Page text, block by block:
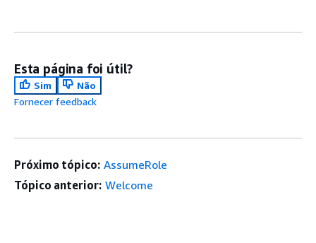
Esta página foi útil?
Sim
Não
Fornecer feedback
Próximo tópico: AssumeRole
Tópico anterior: Welcome